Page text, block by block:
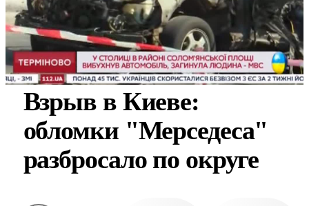
Взрыв в Киеве:
обломки "Мерседеса"
разбросало по округе